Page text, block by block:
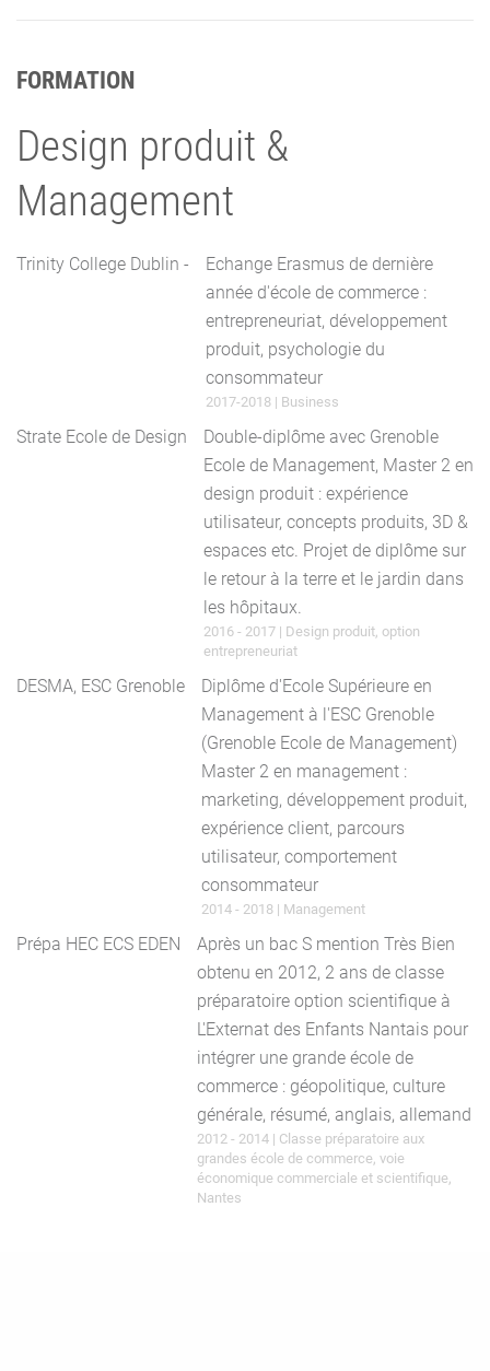
FORMATION
Design produit &
Management
Trinity College Dublin -
Echange Erasmus de dernière
année d'école de commerce :
entrepreneuriat, développement
produit, psychologie du
consommateur
2017-2018 | Business
Strate Ecole de Design
Double-diplôme avec Grenoble
Ecole de Management, Master 2 en
design produit : expérience
utilisateur, concepts produits, 3D &
espaces etc. Projet de diplôme sur
le retour à la terre et le jardin dans
les hôpitaux.
2016 - 2017 | Design produit, option
entrepreneuriat
DESMA, ESC Grenoble
Diplôme d'Ecole Supérieure en
Management à l'ESC Grenoble
(Grenoble Ecole de Management)
Master 2 en management :
marketing, développement produit,
expérience client, parcours
utilisateur, comportement
consommateur
2014 - 2018 | Management
Prépa HEC ECS EDEN
Après un bac S mention Très Bien
obtenu en 2012, 2 ans de classe
préparatoire option scientifique à
L'Externat des Enfants Nantais pour
intégrer une grande école de
commerce : géopolitique, culture
générale, résumé, anglais, allemand
2012 - 2014 | Classe préparatoire aux
grandes école de commerce, voie
économique commerciale et scientifique,
Nantes